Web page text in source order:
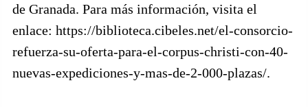
de Granada. Para más información, visita el
enlace: https://biblioteca.cibeles.net/el-consorcio-
refuerza-su-oferta-para-el-corpus-christi-con-40-
nuevas-expediciones-y-mas-de-2-000-plazas/.